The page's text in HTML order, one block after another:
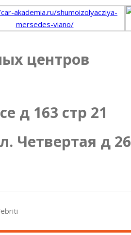
центров
д 163 стр 21
Четвертая д 26